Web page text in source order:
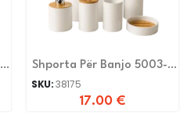
Shporta Për Banjo 5003-
6-White
SKU:38175
17.00 €